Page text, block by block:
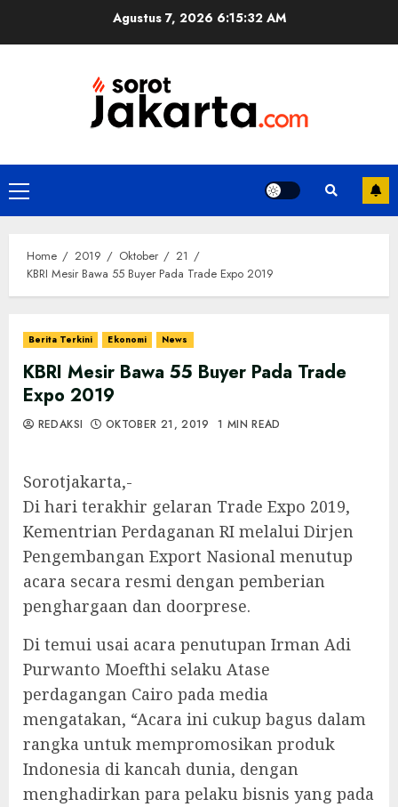
Agustus 7, 2026 6:15:32 AM
Primary
Menu
Home 2019 Oktober
21
KBRI Mesir Bawa 55 Buyer Pada Trade Expo 2019
Berita Terkini Ekonomi News
KBRI Mesir Bawa 55 Buyer Pada Trade
Expo 2019
REDAKSI OKTOBER 21, 2019 1 MIN READ
Sorotjakarta,-
Di hari terakhir gelaran Trade Expo 2019,
Kementrian Perdaganan RI melalui Dirjen
Pengembangan Export Nasional menutup
acara secara resmi dengan pemberian
penghargaan dan doorprese.
Di temui usai acara penutupan Irman Adi
Purwanto Moefthi selaku Atase
perdagangan Cairo pada media
mengatakan, “Acara ini cukup bagus dalam
rangka untuk mempromosikan produk
Indonesia di kancah dunia, dengan
menghadirkan para pelaku bisnis yang pada